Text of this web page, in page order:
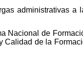
administrativas a
Nacional de
de la